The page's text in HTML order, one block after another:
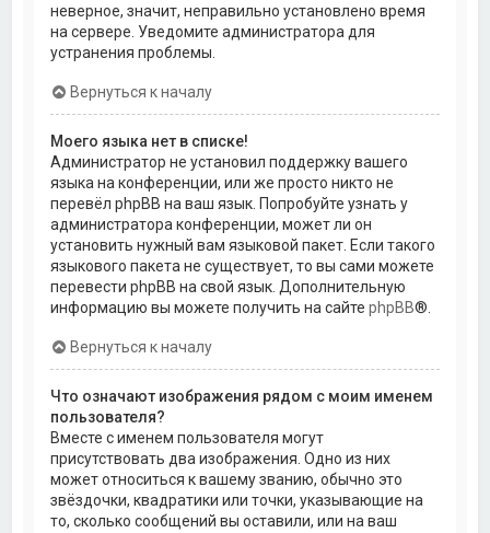
неверное, значит, неправильно установлено время
на сервере. Уведомите администратора для
устранения проблемы.
Вернуться к началу
Моего языка нет в списке!
Администратор не установил поддержку вашего
языка на конференции, или же просто никто не
перевёл phpBB на ваш язык. Попробуйте узнать у
администратора конференции, может ли он
установить нужный вам языковой пакет. Если такого
языкового пакета не существует, то вы сами можете
перевести phpBB на свой язык. Дополнительную
информацию вы можете получить на сайтеphpBB®.
Вернуться к началу
Что означают изображения рядом с моим именем
пользователя?
Вместе с именем пользователя могут
присутствовать два изображения. Одно из них
может относиться к вашему званию, обычно это
звёздочки, квадратики или точки, указывающие на
то, сколько сообщений вы оставили, или на ваш